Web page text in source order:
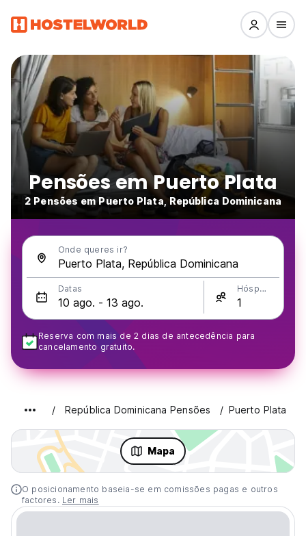
Pensões em Puerto Plata
2 Pensões em Puerto Plata, República Dominicana
Onde queres ir?
Datas Hóspedes
Reserva com mais de 2 dias de antecedência para
cancelamento gratuito.
República Dominicana Pensões Puerto Plata
Mapa
O posicionamento baseia-se em comissões pagas e outros
factores. Ler mais